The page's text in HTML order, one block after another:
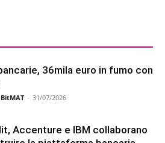
36mila euro in fumo con
- 31/07/2026
Accenture e IBM collaborano